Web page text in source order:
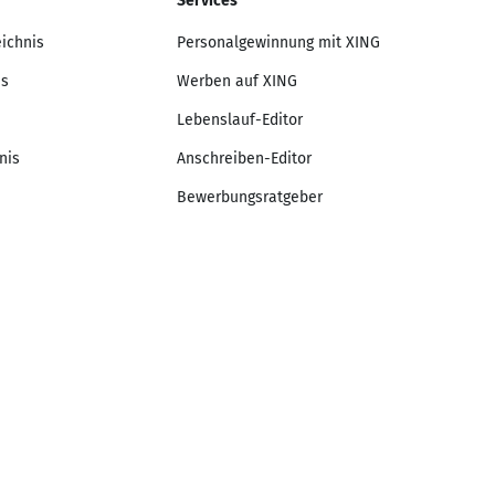
Personalgewinnung mit XING
Werben auf XING
Lebenslauf-Editor
Anschreiben-Editor
Bewerbungsratgeber